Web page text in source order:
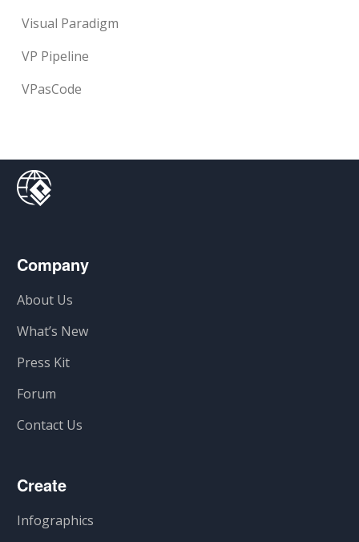
Visual Paradigm
VP Pipeline
VPasCode
Company
About Us
What’s New
Press Kit
Forum
Contact Us
Create
Infographics